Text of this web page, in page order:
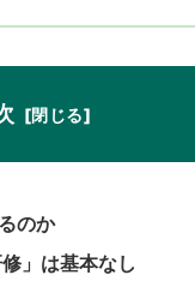
のか
」は基本なし